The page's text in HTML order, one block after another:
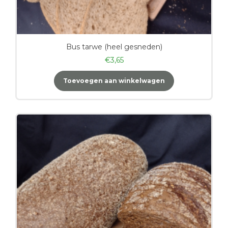
Bus tarwe (heel gesneden)
€3,65
Toevoegen aan winkelwagen